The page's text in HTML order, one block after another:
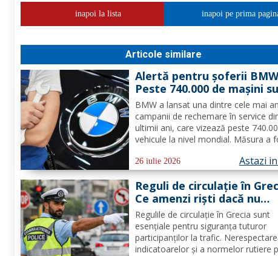
inapoi la lista inapoi pe prima
Articole similare
Alertă pentru șoferii
Peste 740.000 de mașini
chemate urgent în service.
probleme s-au descoperit
BMW a lansat una dintre cele mai
campanii de rechemare în service
ultimii ani, care vizează peste
vehicule la nivel mondial. Măsura a
demaror, care, în anumite condiții,
provoca supraîncălzirea
scurtcircuite și...
26 iulie 2026 Astazi
Reguli de circulație în
Ce amenzi riști dacă nu
respecți indicatoarele
Regulile de circulație în Grecia sunt
esențiale pentru siguranța tuturor
participanților la trafic.
indicatoarelor și a normelor rutiere